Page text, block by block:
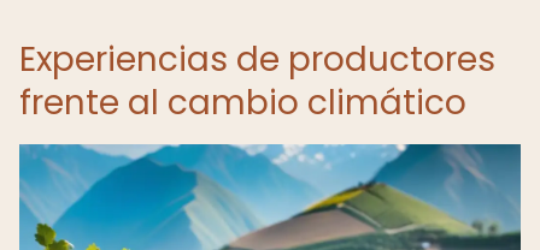
Experiencias de productores
frente al cambio climático